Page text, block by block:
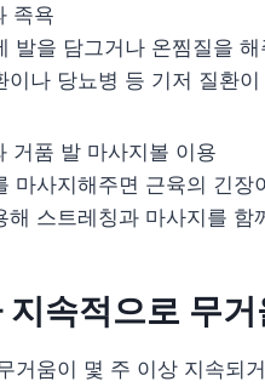
족욕
발을 담그거나 온찜질을
이나 당뇨병 등 기저 질환
거품 발 마사지볼 이용
마사지해주면 근육의 긴
해 스트레칭과 마사지를
지속적으로 무
거움이 몇 주 이상 지속되